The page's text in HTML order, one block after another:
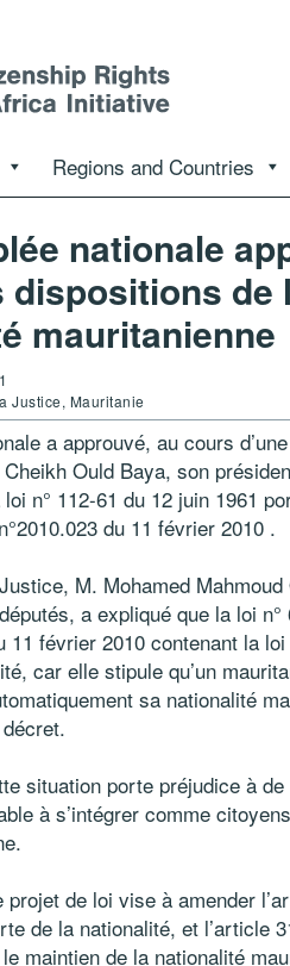
Regions and Countries
nationale
de
mauritanienne
Justice, Mauritanie
a approuvé, au cours
Ould Baya, son
n° 112-61 du 12 juin 1961
du 11 février 2010 .
M. Mohamed
a expliqué que la loi
11 février 2010 contenant la
car elle stipule qu’un
sa nationalité
situation porte préjudice à
à s’intégrer comme
de loi vise à amender
de la nationalité, et l’article
maintien de la nationalité